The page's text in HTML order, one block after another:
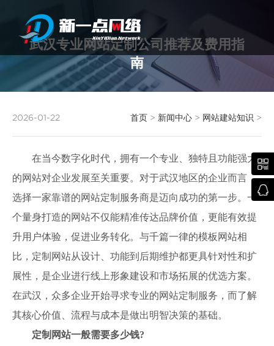
武汉专业网站定制公司推荐及费用指
南
2026-01-22 首页 > 新闻中心 > 网站建站知识 >
在当今数字化时代，拥有一个专业、独特且功能强大
的网站对企业发展至关重要。对于武汉地区的企业而言，
选择一家靠谱的网站定制服务商是迈向成功的第一步。一
个量身打造的网站不仅能精准传达品牌价值，更能有效提
升用户体验，促进业务转化。与千篇一律的模板网站相
比，定制网站从设计、功能到后期维护都更具针对性和扩
展性，是企业进行线上形象建设和市场拓展的优选方案。
在武汉，众多企业开始寻求专业的网站定制服务，而了解
其核心价值、流程与成本是做出明智决策的基础。
定制网站一般需要多少钱?

